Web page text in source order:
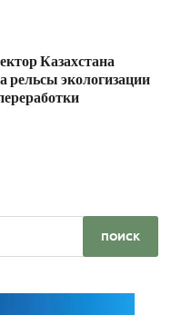
Казахстана
рельсы экологизации